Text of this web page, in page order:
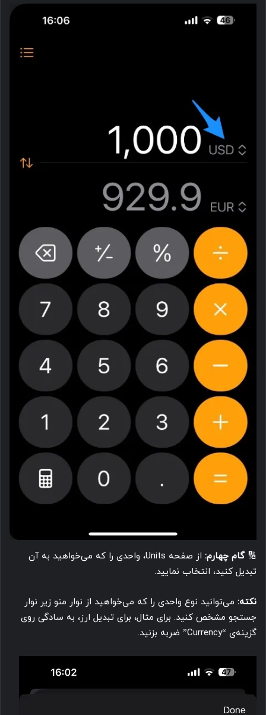
🔢گام چهارم:
از صفحه Units، واحدی را که می‌خواهید به آن
تبدیل کنید، انتخاب نمایید.
نکته: می‌توانید نوع واحدی را که می‌خواهید از نوار منو زیر نوار
جستجو مشخص کنید. برای مثال، برای تبدیل ارز، به سادگی روی
گزینه‌ی “Currency” ضربه بزنید.